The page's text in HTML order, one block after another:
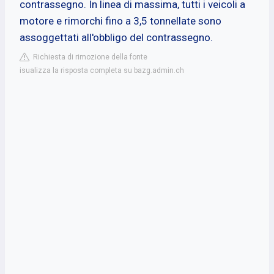
contrassegno. In linea di massima, tutti i veicoli a
motore e rimorchi fino a 3,5 tonnellate sono
assoggettati all'obbligo del contrassegno.
Richiesta di rimozione della fonte
isualizza la risposta completa su bazg.admin.ch